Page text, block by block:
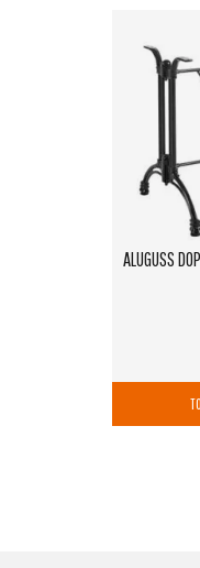
ALUGUSS